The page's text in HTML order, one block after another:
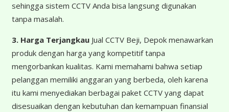
sehingga sistem CCTV Anda bisa langsung digunakan
tanpa masalah.
3. Harga TerjangkauJual CCTV Beji, Depok menawarkan
produk dengan harga yang kompetitif tanpa
mengorbankan kualitas. Kami memahami bahwa setiap
pelanggan memiliki anggaran yang berbeda, oleh karena
itu kami menyediakan berbagai paket CCTV yang dapat
disesuaikan dengan kebutuhan dan kemampuan finansial